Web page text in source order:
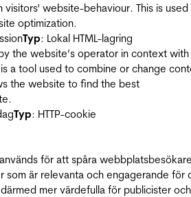
visitors' website-behaviour. This is
optimization.
Typ: Lokal HTML-lagring
the website’s operator in context with
a tool used to combine or change
the website to find the best
Typ: HTTP-cookie
för att spåra
som är relevanta och engagerande för
mer värdefulla för publicister och